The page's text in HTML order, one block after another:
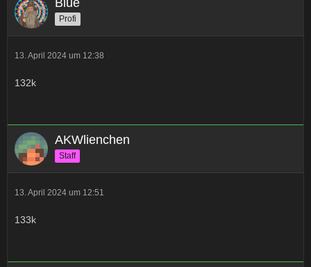
Blue
Profi
13. April 2024 um 12:38
132k
AKWlienchen
Staff
13. April 2024 um 12:51
133k